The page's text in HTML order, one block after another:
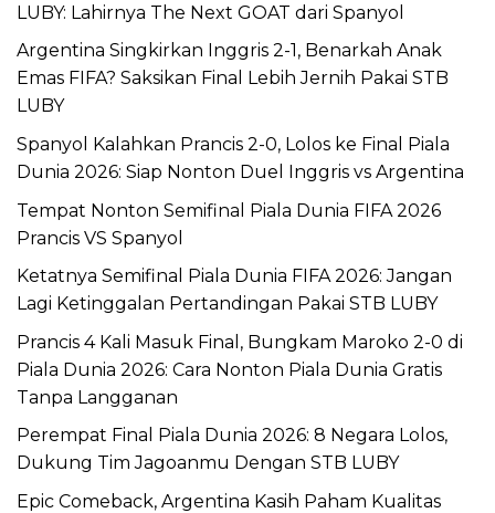
LUBY: Lahirnya The Next GOAT dari Spanyol
Argentina Singkirkan Inggris 2-1, Benarkah Anak
Emas FIFA? Saksikan Final Lebih Jernih Pakai STB
LUBY
Spanyol Kalahkan Prancis 2-0, Lolos ke Final Piala
Dunia 2026: Siap Nonton Duel Inggris vs Argentina
Tempat Nonton Semifinal Piala Dunia FIFA 2026
Prancis VS Spanyol
Ketatnya Semifinal Piala Dunia FIFA 2026: Jangan
Lagi Ketinggalan Pertandingan Pakai STB LUBY
Prancis 4 Kali Masuk Final, Bungkam Maroko 2-0 di
Piala Dunia 2026: Cara Nonton Piala Dunia Gratis
Tanpa Langganan
Perempat Final Piala Dunia 2026: 8 Negara Lolos,
Dukung Tim Jagoanmu Dengan STB LUBY
Epic Comeback, Argentina Kasih Paham Kualitas